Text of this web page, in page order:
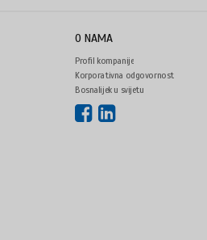
O NAMA
Profil kompanije
Korporativna odgovornost
Bosnalijek u svijetu